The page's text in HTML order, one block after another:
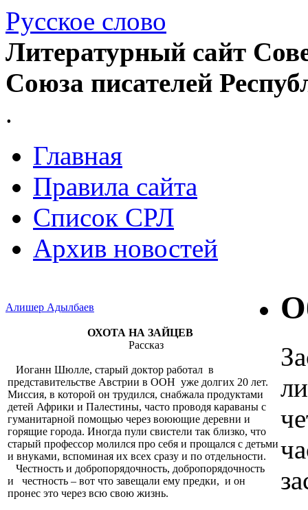
Русское слово
Литературный сайт
Союза писателей
.
Главная
Правила сайта
Список СРЛ
Архив новостей
Алишер Адылбаев
ОХОТА НА ЗАЙЦЕВ
Рассказ
Иоганн Шюлле, старый доктор работал в
представительстве Австрии в ООН уже долгих 20 лет.
Миссия, в которой он трудился, снабжала продуктами
детей Африки и Палестины, часто проводя караваны с
гуманитарной помощью через воюющие деревни и
горящие города. Иногда пули свистели так близко, что
старый профессор молился про себя и прощался с детьми
и внуками, вспоминая их всех сразу и по отдельности.
Честность и добропорядочность, добропорядочность
и честность – вот что завещали ему предки, и он
пронес это через всю свою жизнь.